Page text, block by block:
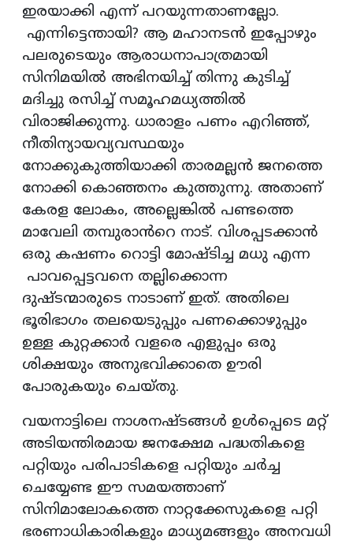
ഇരയാക്കി എന്ന് പറയുന്നതാണല്ലോ.
എന്നിട്ടെന്തായി? ആ മഹാനടൻ ഇപ്പോഴും
പലരുടെയും ആരാധനാപാത്രമായി
സിനിമയിൽ അഭിനയിച്ച് തിന്നു കുടിച്ച്
മദിച്ചു രസിച്ച് സമൂഹമധ്യത്തിൽ
വിരാജിക്കുന്നു. ധാരാളം പണം എറിഞ്ഞ്,
നീതിന്യായവ്യവസ്ഥയും
നോക്കുകുത്തിയാക്കി താരമല്ലൻ ജനത്തെ
നോക്കി കൊഞ്ഞനം കുത്തുന്നു. അതാണ്
കേരള ലോകം, അല്ലെങ്കിൽ പണ്ടത്തെ
മാവേലി തമ്പുരാൻറെ നാട്. വിശപ്പടക്കാൻ
ഒരു കഷണം റൊട്ടി മോഷ്ടിച്ച മധു എന്ന
പാവപ്പെട്ടവനെ തല്ലിക്കൊന്ന
ദുഷ്ടന്മാരുടെ നാടാണ് ഇത്. അതിലെ
ഭൂരിഭാഗം തലയെടുപ്പും പണക്കൊഴുപ്പും
ഉള്ള കുറ്റക്കാർ വളരെ എളുപ്പം ഒരു
ശിക്ഷയും അനുഭവിക്കാതെ ഊരി
പോരുകയും ചെയ്തു.
വയനാട്ടിലെ നാശനഷ്ടങ്ങൾ ഉൾപ്പെടെ മറ്റ്
അടിയന്തിരമായ ജനക്ഷേമ പദ്ധതികളെ
പറ്റിയും പരിപാടികളെ പറ്റിയും ചർച്ച
ചെയ്യേണ്ട ഈ സമയത്താണ്
സിനിമാലോകത്തെ നാറ്റക്കേസുകളെ പറ്റി
ഭരണാധികാരികളും മാധ്യമങ്ങളും അനവധി